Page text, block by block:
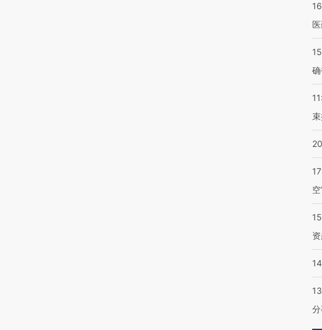
空